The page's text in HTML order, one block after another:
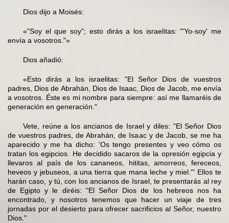
Dios dijo a Moisés:
«"Soy el que soy"; esto dirás a los israelitas: "'Yo-soy' me
envía a vosotros."»
Dios añadió:
«Esto dirás a los israelitas: "El Señor Dios de vuestros
padres, Dios de Abrahán, Dios de Isaac, Dios de Jacob, me envía
a vosotros. Éste es mi nombre para siempre: así me llamaréis de
generación en generación."
Vete, reúne a los ancianos de Israel y diles: "El Señor Dios
de vuestros padres, de Abrahán, de Isaac y de Jacob, se me ha
aparecido y me ha dicho: 'Os tengo presentes y veo cómo os
tratan los egipcios. He decidido sacaros de la opresión egipcia y
llevaros al país de los cananeos, hititas, amorreos, fereceos,
heveos y jebuseos, a una tierra que mana leche y miel.'" Ellos te
harán caso, y tú, con los ancianos de Israel, te presentarás al rey
de Egipto y le diréis: "El Señor Dios de los hebreos nos ha
encontrado, y nosotros tenemos que hacer un viaje de tres
jornadas por el desierto para ofrecer sacrificios al Señor, nuestro
Dios."